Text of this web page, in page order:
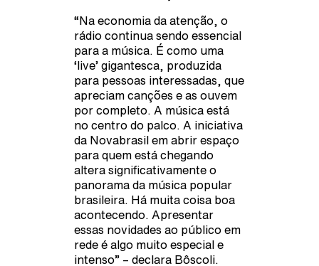
“Na economia da atenção, o
rádio continua sendo essencial
para a música. É como uma
‘live’ gigantesca, produzida
para pessoas interessadas, que
apreciam canções e as ouvem
por completo. A música está
no centro do palco. A iniciativa
da Novabrasil em abrir espaço
para quem está chegando
altera significativamente o
panorama da música popular
brasileira. Há muita coisa boa
acontecendo. Apresentar
essas novidades ao público em
rede é algo muito especial e
intenso” – declara Bôscoli.